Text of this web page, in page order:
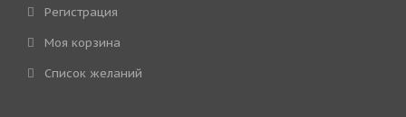
Регистрация
Моя корзина
Cписок желаний